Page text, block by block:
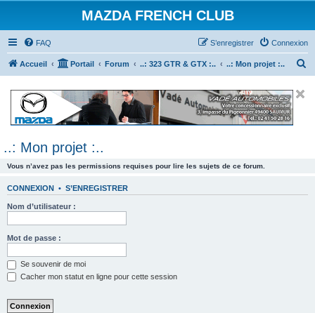
MAZDA FRENCH CLUB
FAQ Connexion
S’enregistrer
Accueil Portail Forum ..: 323 GTR & GTX :.. ..: Mon projet :..
e
..: Mon projet :..
Vous n’avez pas les permissions requises pour lire les sujets de ce forum.
CONNEXION • S’ENREGISTRER
Nom d’utilisateur :
Mot de passe :
Se souvenir de moi
Cacher mon statut en ligne pour cette session